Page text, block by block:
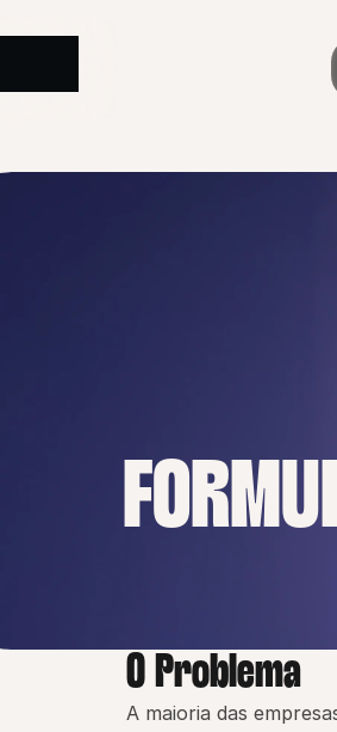
O Problema
A maioria das